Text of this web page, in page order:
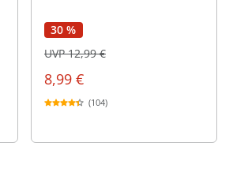
30 %
8,99 €
UVP 12,99 €
(104)